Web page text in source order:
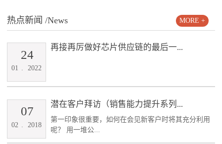
热点新闻 /News
再接再厉做好芯片供应链的最后一...
01 . 2022
24
潜在客户拜访（销售能力提升系列...
第一印象很重要，如何在会见新客户时将其充分利用
呢？ 用一堆公...
02 2018
07
MORE +